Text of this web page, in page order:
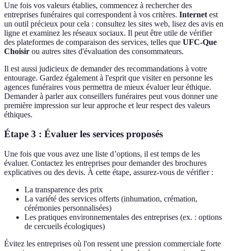
Une fois vos valeurs établies, commencez à rechercher des
entreprises funéraires qui correspondent à vos critères. Internet est
un outil précieux pour cela : consultez les sites web, lisez des avis en
ligne et examinez les réseaux sociaux. Il peut être utile de vérifier
des plateformes de comparaison des services, telles que UFC-Que
Choisir ou autres sites d'évaluation des consommateurs.
Il est aussi judicieux de demander des recommandations à votre
entourage. Gardez également à l'esprit que visiter en personne les
agences funéraires vous permettra de mieux évaluer leur éthique.
Demander à parler aux conseillers funéraires peut vous donner une
première impression sur leur approche et leur respect des valeurs
éthiques.
Étape 3 : Évaluer les services proposés
Une fois que vous avez une liste d’options, il est temps de les
évaluer. Contactez les entreprises pour demander des brochures
explicatives ou des devis. À cette étape, assurez-vous de vérifier :
La transparence des prix
La variété des services offerts (inhumation, crémation,
cérémonies personnalisées)
Les pratiques environnementales des entreprises (ex. : options
de cercueils écologiques)
Évitez les entreprises où l'on ressent une pression commerciale forte